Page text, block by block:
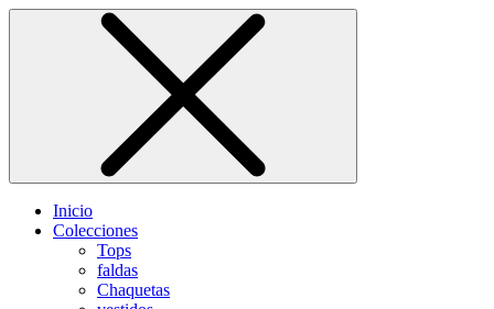
Inicio
Colecciones
Tops
faldas
Chaquetas